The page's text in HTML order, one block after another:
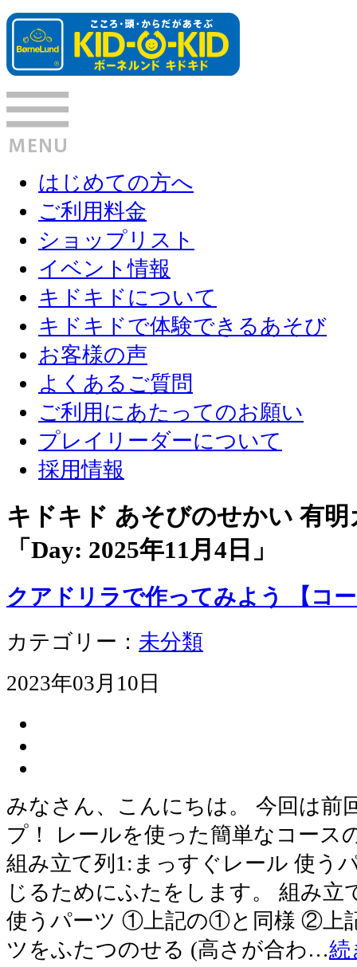
はじめての方へ
ご利用料金
ショップリスト
イベント情報
キドキドについて
キドキドで体験できるあそび
お客様の声
よくあるご質問
ご利用にあたってのお願い
プレイリーダーについて
採用情報
キドキド あそびのせかい 有
「Day: 2025年11月4日 」
クアドリラで作ってみよう 【コ
カテゴリー： 未分類
2023年03月10日
みなさん、こんにちは。 今回は前
プ！ レールを使った簡単なコース
組み立て列1:まっすぐレール 使
じるためにふたをします。 組み立
使うパーツ ①上記の①と同様 ②上
ツをふたつのせる (高さが合わ…続